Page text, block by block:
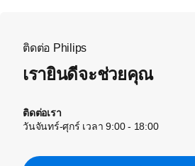
ติดต่อ Philips
เรายินดีจะช่วยคุณ
ติดต่อเรา
วันจันทร์-ศุกร์ เวลา 9:00 - 18:00